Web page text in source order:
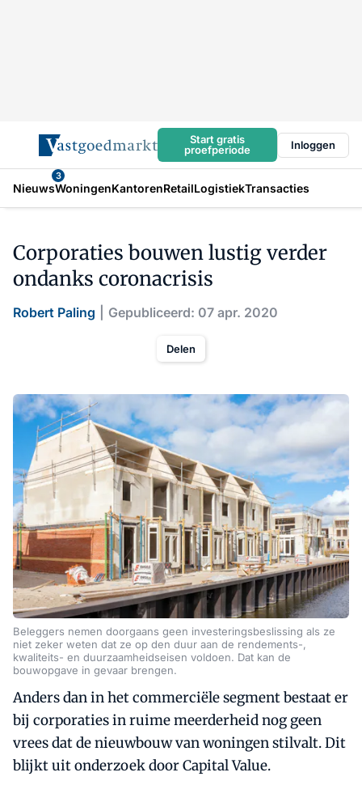
Start gratis
proefperiode
Inloggen
Nieuws
3
WoningenKantorenRetailLogistiekTransacties
Corporaties bouwen lustig verder
ondanks coronacrisis
Robert Paling Gepubliceerd: 07 apr. 2020
Delen
Beleggers nemen doorgaans geen investeringsbeslissing als ze
niet zeker weten dat ze op den duur aan de rendements-,
kwaliteits- en duurzaamheidseisen voldoen. Dat kan de
bouwopgave in gevaar brengen.
Anders dan in het commerciële segment bestaat er
bij corporaties in ruime meerderheid nog geen
vrees dat de nieuwbouw van woningen stilvalt. Dit
blijkt uit onderzoek door Capital Value.